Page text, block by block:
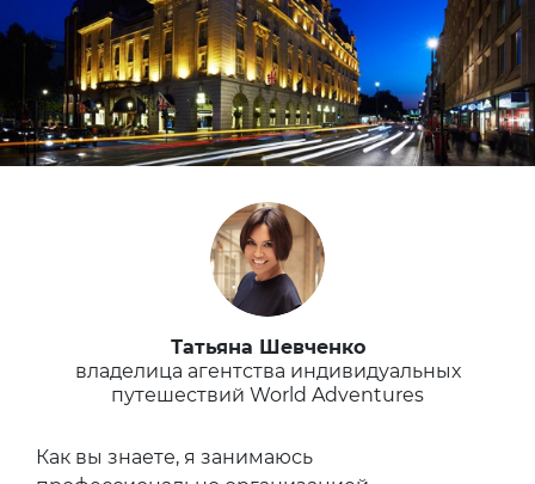
Татьяна Шевченко
владелица агентства индивидуальных
путешествий World Adventures
Как вы знаете, я занимаюсь